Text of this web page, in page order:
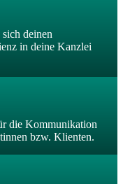
deinen
in deine Kanzlei
die Kommunikation
bzw. Klienten.